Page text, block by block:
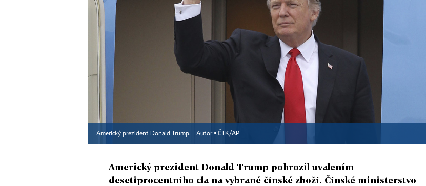
Americký prezident Donald Trump. Autor ▪ ČTK/AP
Americký prezident Donald Trump pohrozil uvalením
desetiprocentního cla na vybrané čínské zboží. Čínské ministerstvo